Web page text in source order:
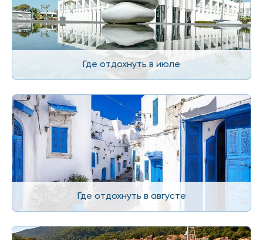
Где отдохнуть в июле
Где отдохнуть в августе